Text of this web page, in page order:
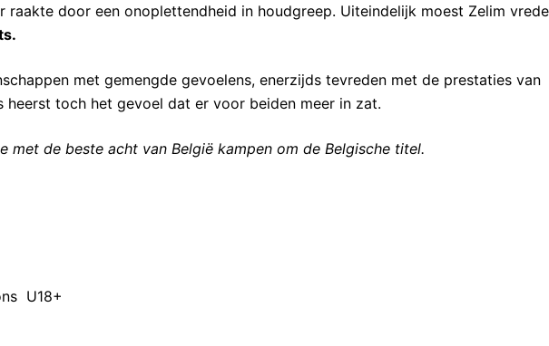
raakte door een onoplettendheid in houdgreep. Uiteindelijk moest Zelim vrede
met gemengde gevoelens, enerzijds tevreden met de prestaties van
heerst toch het gevoel dat er voor beiden meer in zat.
met de beste acht van België kampen om de Belgische titel.
U18+